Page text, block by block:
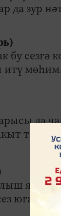
да зур
бу сезгә
да
ясаган
югалып